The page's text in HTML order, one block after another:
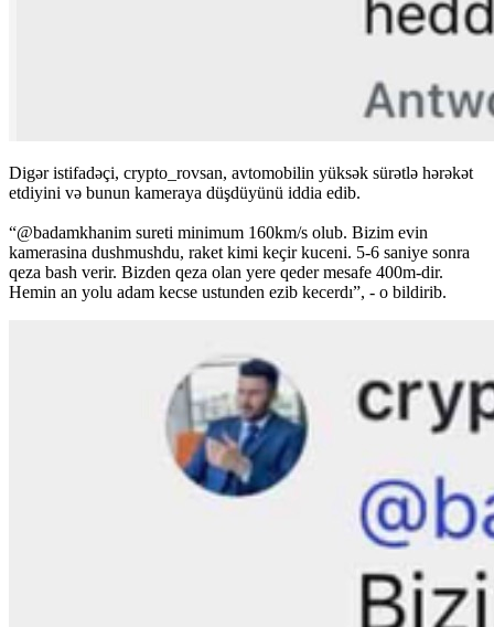
Digər istifadəçi, crypto_rovsan, avtomobilin yüksək sürətlə hərəkət
etdiyini və bunun kameraya düşdüyünü iddia edib.
“@badamkhanim sureti minimum 160km/s olub. Bizim evin
kamerasina dushmushdu, raket kimi keçir kuceni. 5-6 saniye sonra
qeza bash verir. Bizden qeza olan yere qeder mesafe 400m-dir.
Hemin an yolu adam kecse ustunden ezib kecerdı”, - o bildirib.